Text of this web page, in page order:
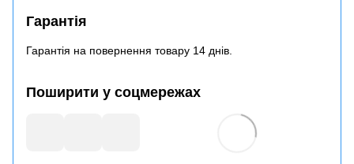
Гарантія
Гарантія на повернення товару 14 днів.
Поширити у соцмережах